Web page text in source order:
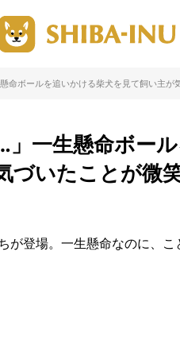
命ボールを追いかける柴犬を見て飼い主
」一生懸命ボー
づいたことが微
登場。一生懸命なのに、こ